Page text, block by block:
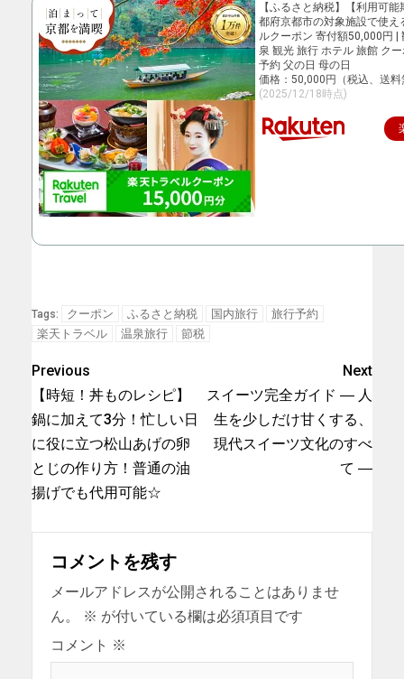
【ふるさと納税】【利用可
都府京都市の対象施設で使え
ルクーポン 寄付額50,000円 |
泉 観光 旅行 ホテル 旅館 ク
予約 父の日 母の日
価格：50,000円（税込、送料
(2025/12/18時点)
Tags: クーポン ふるさと納税 国内旅行
旅行予約
楽天トラベル
温泉旅行 節税
Previous
【時短！丼ものレシピ】
鍋に加えて3分！忙しい日
に役に立つ松山あげの卵
とじの作り方！普通の油
揚げでも代用可能☆
Next
スイーツ完全ガイド ― 人
生を少しだけ甘くする、
現代スイーツ文化のすべ
て ―
コメントを残す
メールアドレスが公開されることはありませ
ん。
※ が付いている欄は必須項目です
コメント ※